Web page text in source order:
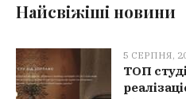
Найсвіжіші новини
5 СЕРПНЯ,
ТОП